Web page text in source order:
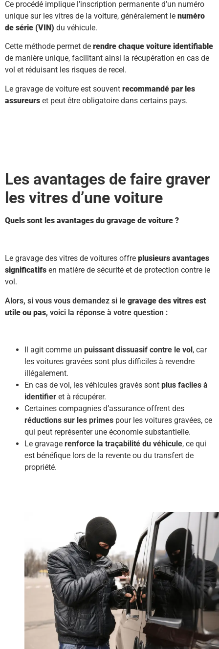
Ce procédé implique l’inscription permanente d’un numéro
unique sur les vitres de la voiture, généralement le numéro
de série (VIN) du véhicule.
Cette méthode permet de rendre chaque voiture identifiable
de manière unique, facilitant ainsi la récupération en cas de
vol et réduisant les risques de recel.
Le gravage de voiture est souvent recommandé par les
assureurs et peut être obligatoire dans certains pays.
Les avantages de faire graver
les vitres d’une voiture
Quels sont les avantages du gravage de voiture ?
Le gravage des vitres de voitures offre plusieurs avantages
significatifs en matière de sécurité et de protection contre le
vol.
Alors, si vous vous demandez si le gravage des vitres est
utile ou pas, voici la réponse à votre question :
Il agit comme un puissant dissuasif contre le vol , car
les voitures gravées sont plus difficiles à revendre
illégalement.
En cas de vol, les véhicules gravés sont plus faciles à
identifier et à récupérer.
Certaines compagnies d’assurance offrent des
réductions sur les primes pour les voitures gravées, ce
qui peut représenter une économie substantielle.
Le gravage renforce la traçabilité du véhicule, ce qui
est bénéfique lors de la revente ou du transfert de
propriété.